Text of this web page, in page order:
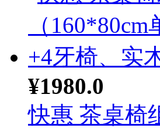
¥1980.0
快惠 茶桌椅